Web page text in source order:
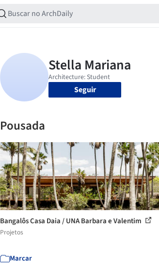
Seguir
Pousada
Bangalôs Casa Daia / UNA Barbara e Valentim
Projetos
Marcar